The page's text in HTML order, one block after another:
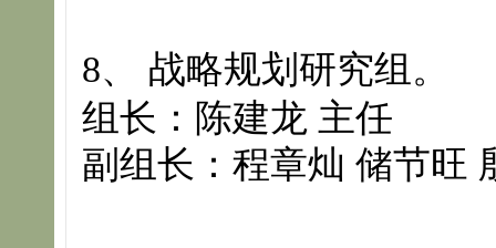
8、 战略规划研究组。
组长：陈建龙 主任
副组长 ： 程章灿 储节旺